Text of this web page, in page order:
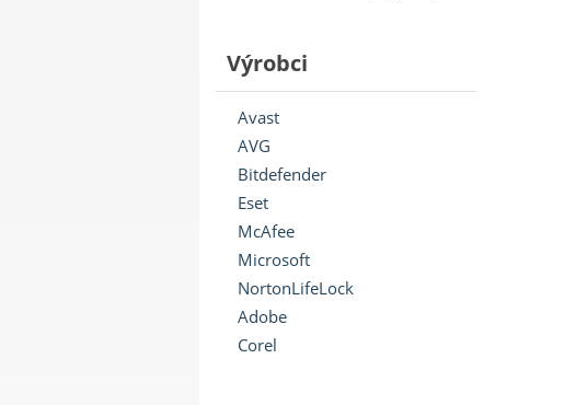
Výrobci
Avast
AVG
Bitdefender
Eset
McAfee
Microsoft
NortonLifeLock
Adobe
Corel